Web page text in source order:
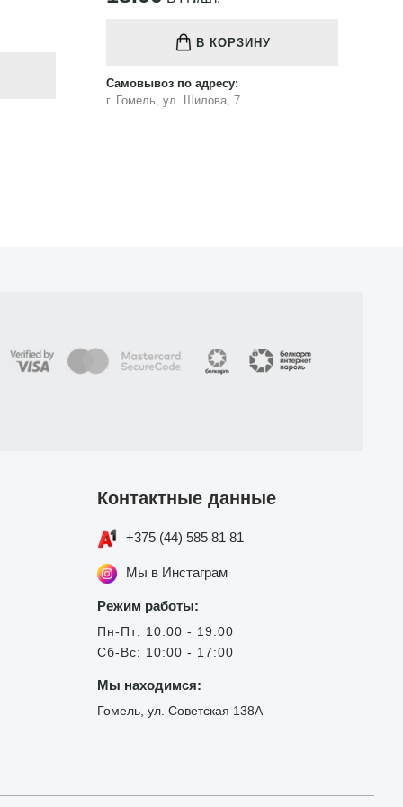
В КОРЗИНУ
Самовывоз по адресу:
г. Гомель, ул. Шилова, 7
Контактные данные
+375 (44) 585 81 81
Мы в Инстаграм
Режим работы:
Пн-Пт: 10:00 - 19:00
Сб-Вс: 10:00 - 17:00
Мы находимся:
Гомель, ул. Советская 138А